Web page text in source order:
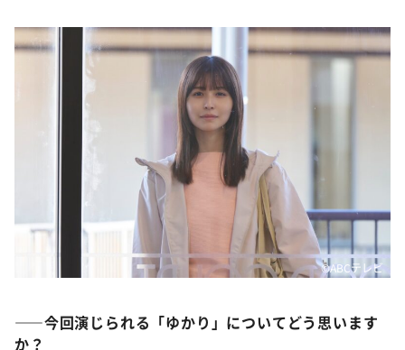
©️ABCテレビ
――今回演じられる「ゆかり」についてどう思います
か？